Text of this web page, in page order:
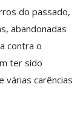
do passado,
abandonadas
contra o
ter sido
várias carências